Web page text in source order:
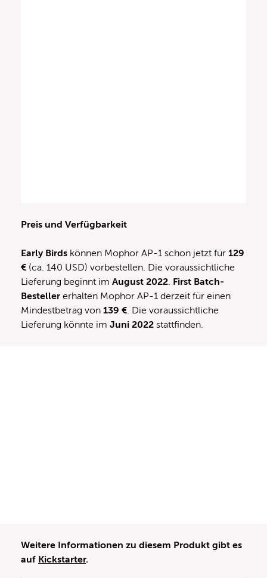
Preis und Verfügbarkeit
Early Birds können Mophor AP-1 schon jetzt für 129
€ (ca. 140 USD) vorbestellen. Die voraussichtliche
Lieferung beginnt im August 2022. First Batch-
Besteller erhalten Mophor AP-1 derzeit für einen
Mindestbetrag von 139 €. Die voraussichtliche
Lieferung könnte im Juni 2022 stattfinden.
Weitere Informationen zu diesem Produkt gibt es
auf Kickstarter.